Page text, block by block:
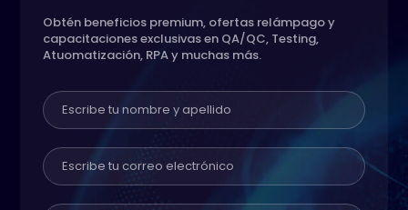
Obtén beneficios premium, ofertas relámpago y
capacitaciones exclusivas en QA/QC, Testing,
Atuomatización, RPA y muchas más.